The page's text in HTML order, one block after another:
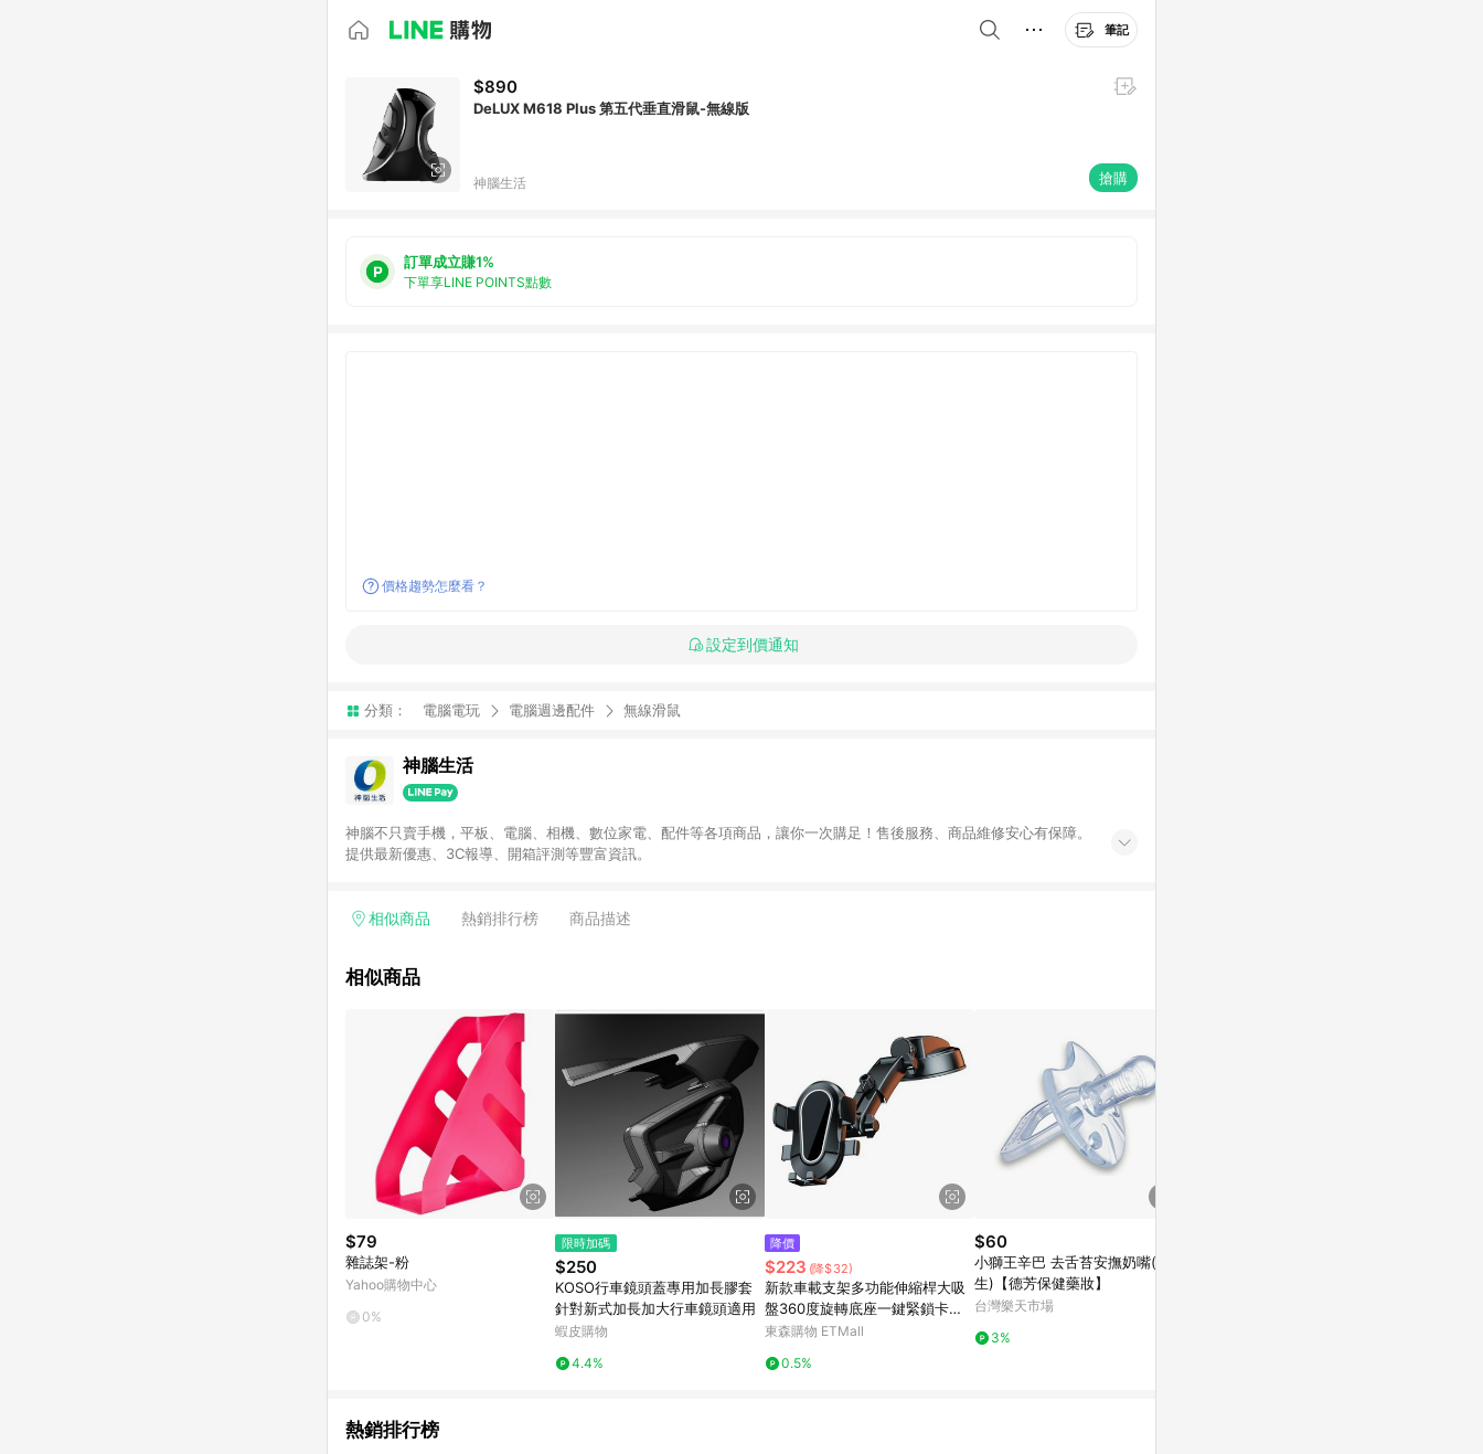
筆記
$890
DeLUX M618 Plus 第五代垂直滑鼠-無線版
神腦生活 搶購
訂單成立賺1%
下單享LINE POINTS點數
價格趨勢怎麼看？
設定到價通知
分類： 電腦電玩 電腦週邊配件 無線滑鼠
神腦生活
神腦不只賣手機，平板、電腦、相機、數位家電、配件等各項商品，讓你一次購足！售後服務、商品維修安心有保障。
提供最新優惠、3C報導、開箱評測等豐富資訊。
相似商品 熱銷排行榜 商品描述
相似商品
$79
雜誌架-粉
Yahoo購物中心
0%
限時加碼
$250
KOSO行車鏡頭蓋專用加長膠套
針對新式加長加大行車鏡頭適用
蝦皮購物
4.4%
降價
$223 (降$32)
新款車載支架多功能伸縮桿大吸
盤360度旋轉底座一鍵緊鎖卡扣
支架
東森購物 ETMall
0.5%
$60
小獅王辛巴 去舌苔安撫奶嘴(初
生)【德芳保健藥妝】
台灣樂天市場
3%
熱銷排行榜